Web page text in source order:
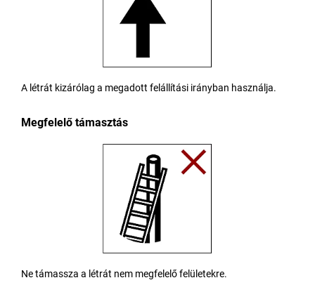
A létrát kizárólag a megadott felállítási irányban használja.
Megfelelő támasztás
Ne támassza a létrát nem megfelelő felületekre.